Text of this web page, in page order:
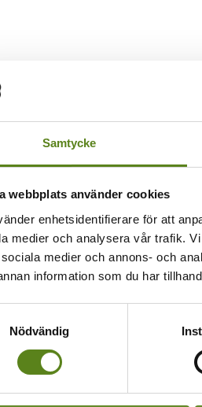
Samtycke
webbplats använder cookies
enhetsidentifierare för att
medier och analysera vår trafik.
medier och annons- och
information som du har
Nödvändig